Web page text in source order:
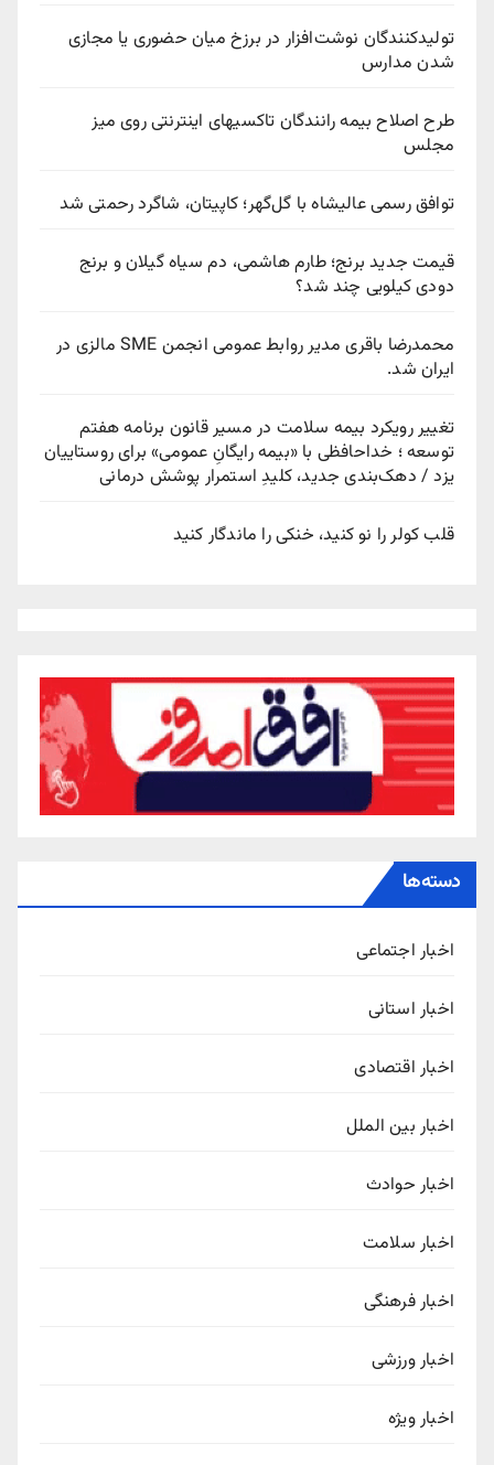
تولیدکنندگان نوشت‌افزار در برزخ میان حضوری یا مجازی
شدن مدارس
طرح اصلاح بیمه رانندگان تاکسیهای اینترنتی روی میز
مجلس
توافق رسمی عالیشاه با گل‌گهر؛ کاپیتان، شاگرد رحمتی شد
قیمت جدید برنج؛ طارم هاشمی، دم سیاه گیلان و برنج
دودی کیلویی چند شد؟
محمدرضا باقری مدیر روابط عمومی انجمن SME مالزی در
ایران شد.
تغییر رویکرد بیمه سلامت در مسیر قانون برنامه هفتم
توسعه ؛ خداحافظی با «بیمه رایگانِ عمومی» برای روستاییان
یزد / دهک‌بندی جدید، کلیدِ استمرار پوشش درمانی
قلب کولر را نو کنید، خنکی را ماندگار کنید
دسته‌ها
اخبار اجتماعی
اخبار استانی
اخبار اقتصادی
اخبار بین الملل
اخبار حوادث
اخبار سلامت
اخبار فرهنگی
اخبار ورزشی
اخبار ویژه